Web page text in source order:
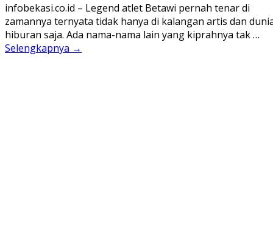
infobekasi.co.id – Legend atlet Betawi pernah tenar di
zamannya ternyata tidak hanya di kalangan artis dan
hiburan saja. Ada nama-nama lain yang kiprahnya tak …
Selengkapnya →